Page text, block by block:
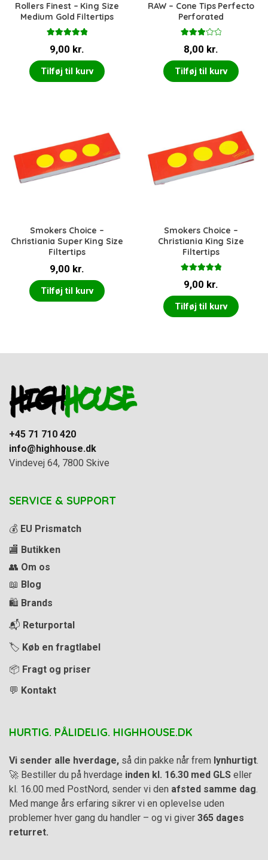
Rollers Finest – King Size
Medium Gold Filtertips
5.00ud af 5
9,00 kr.
Tilføj til kurv
RAW – Cone Tips Perfecto
Perforated
et3.00
ud af 5
8,00 kr.
Tilføj til kurv
Smokers Choice –
Christiania Super King Size
Filtertips
9,00 kr.
Tilføj til kurv
Smokers Choice –
Christiania King Size
Filtertips
5.00ud af 5
9,00 kr.
Tilføj til kurv
+45 71 710 420
info@highhouse.dk
Vindevej 64, 7800 Skive
SERVICE & SUPPORT
💰 EU Prismatch
🏬 Butikken
👥 Om os
📖 Blog
🛍️ Brands
📬 Returportal
🏷️ Køb en fragtlabel
📦 Fragt og priser
💬 Kontakt
HURTIG. PÅLIDELIG. HIGHHOUSE.DK
Vi sender alle hverdage, så din pakke når frem lynhurtigt.
🚀 Bestiller du på hverdage inden kl. 16.30 med GLS eller
kl. 16.00 med PostNord, sender vi den afsted samme dag.
Med mange års erfaring sikrer vi en oplevelse uden
problemer hver gang du handler – og vi giver 365 dages
returret.